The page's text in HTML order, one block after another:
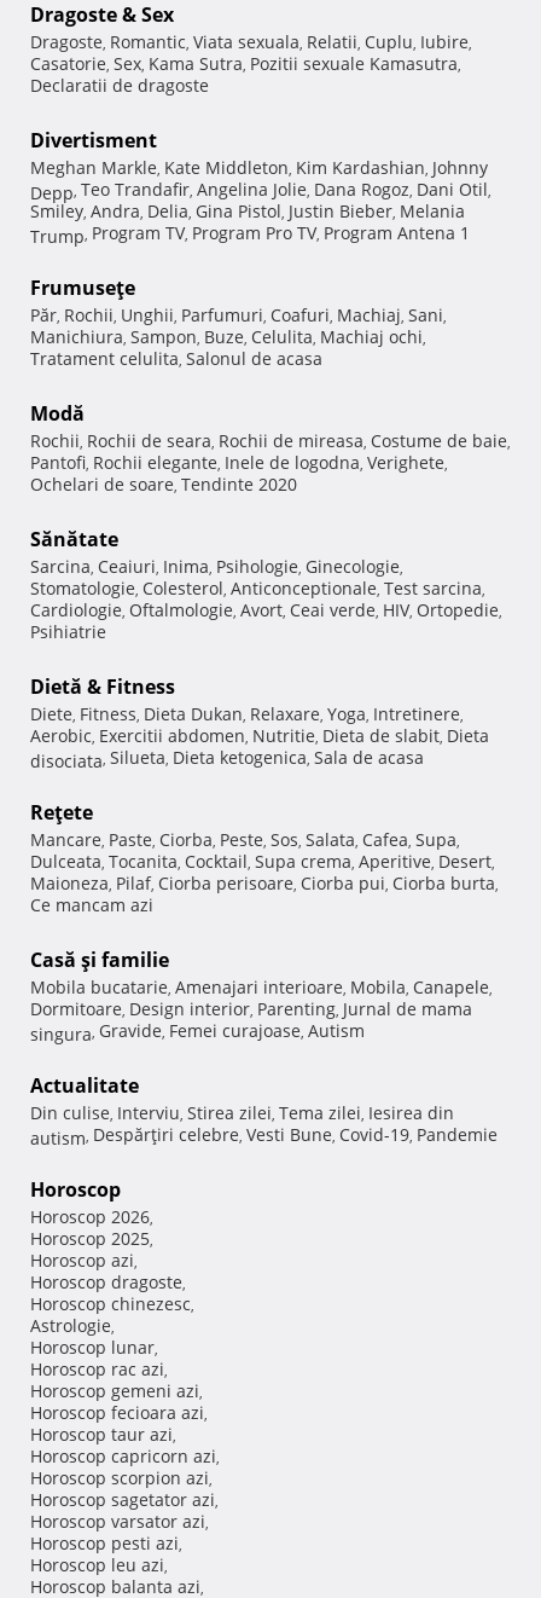
Dragoste & Sex
Dragoste, Romantic, Viata sexuala, Relatii, Cuplu, Iubire,
Casatorie, Sex, Kama Sutra, Pozitii sexuale Kamasutra,
Declaratii de dragoste
Divertisment
Meghan Markle, Kate Middleton, Kim Kardashian, Johnny
Depp, Teo Trandafir, Angelina Jolie, Dana Rogoz, Dani Otil,
Smiley, Andra, Delia, Gina Pistol, Justin Bieber, Melania
Trump, Program TV, Program Pro TV, Program Antena 1
Frumuseţe
Păr, Rochii, Unghii, Parfumuri, Coafuri, Machiaj, Sani,
Manichiura, Sampon, Buze, Celulita, Machiaj ochi,
Tratament celulita, Salonul de acasa
Modă
Rochii, Rochii de seara, Rochii de mireasa, Costume de baie,
Pantofi, Rochii elegante, Inele de logodna, Verighete,
Ochelari de soare, Tendinte 2020
Sănătate
Sarcina, Ceaiuri, Inima, Psihologie, Ginecologie,
Stomatologie, Colesterol, Anticonceptionale, Test sarcina,
Cardiologie, Oftalmologie, Avort, Ceai verde, HIV, Ortopedie,
Psihiatrie
Dietă & Fitness
Diete, Fitness, Dieta Dukan, Relaxare, Yoga, Intretinere,
Aerobic, Exercitii abdomen, Nutritie, Dieta de slabit, Dieta
disociata, Silueta, Dieta ketogenica, Sala de acasa
Reţete
Mancare, Paste, Ciorba, Peste, Sos, Salata, Cafea, Supa,
Dulceata, Tocanita, Cocktail, Supa crema, Aperitive, Desert,
Maioneza, Pilaf, Ciorba perisoare, Ciorba pui, Ciorba burta,
Ce mancam azi
Casă şi familie
Mobila bucatarie, Amenajari interioare, Mobila, Canapele,
Dormitoare, Design interior, Parenting, Jurnal de mama
singura, Gravide, Femei curajoase, Autism
Actualitate
Din culise, Interviu, Stirea zilei, Tema zilei, Iesirea din
autism, Despărţiri celebre, Vesti Bune, Covid-19, Pandemie
Horoscop
Horoscop 2026,
Horoscop 2025,
Horoscop azi,
Horoscop dragoste,
Horoscop chinezesc,
Astrologie,
Horoscop lunar,
Horoscop rac azi,
Horoscop gemeni azi,
Horoscop fecioara azi,
Horoscop taur azi,
Horoscop capricorn azi,
Horoscop scorpion azi,
Horoscop sagetator azi,
Horoscop varsator azi,
Horoscop pesti azi,
Horoscop leu azi,
Horoscop balanta azi,